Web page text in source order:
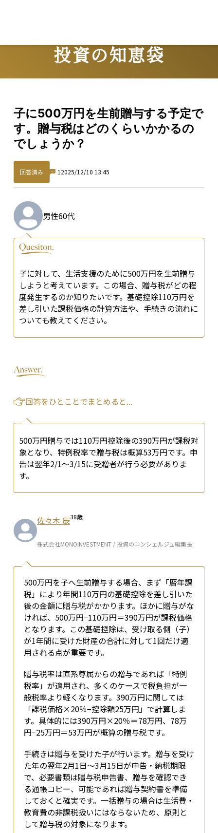
投資の知恵袋
子に500万円を生前贈与する予定で
す。贈与税はどのくらいかかるの
でしょうか？
回答済み 1 2025/12/10 13:45
男性60代
子に対して、生活支援のために500万円を生前贈与
しようと考えています。この場合、贈与税がどの程
度発生するのか知りたいです。基礎控除110万円を
差し引いた課税価格の計算方法や、手続きの流れに
ついても教えてください。
回答をひとことでまとめると...
500万円贈与では110万円控除後の390万円が課税対
象となり、特例税率で贈与税は概算53万円です。申
告は翌年2/1〜3/15に受贈者が行う必要がありま
す。
佐々木 辰38歳
株式会社MONOINVESTMENT / 投資のコンシェルジュ編集長
500万円を子へ生前贈与する場合、まず「暦年課
税」により年間110万円の基礎控除を差し引いた
後の金額に贈与税がかかります。ほかに贈与がな
ければ、500万円−110万円＝390万円が課税価格
となります。この基礎控除は、受け取る側（子）
が1年間に受けた財産の合計に対して1回だけ適
用される点が重要です。
贈与税率は直系尊属からの贈与であれば「特例
税率」が適用され、多くのケースで税負担が一
般税率より軽くなります。390万円に関しては
「課税価格×20％−控除額25万円」で計算しま
す。具体的には390万円×20％＝78万円、78万
円−25万円＝53万円が概算の贈与税です。
手続きは贈与を受けた子が行います。贈与を受け
た年の翌年2月1日〜3月15日が申告・納税期限
で、必要書類は贈与税申告書、贈与を確認でき
る通帳コピー、可能であれば贈与契約書を準備
しておくと確実です。一括贈与の場合は生活費・
教育費の非課税扱いにはならないため、原則と
して贈与税の対象になります。